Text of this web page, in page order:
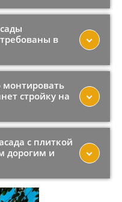
в
монтировать
стройку на
с плиткой
дорогим и